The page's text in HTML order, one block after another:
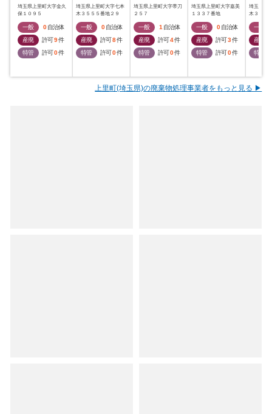
埼玉県上里町大字金久
保１０９５
一般 0 自治体
産廃
許可9件
特管
許可0件
埼玉県上里町大字七本
木３５５５番地２９
一般 0 自治体
産廃
許可8件
特管
許可0件
埼玉県上里町大字帯刀
２５７
一般 1 自治体
産廃
許可4件
特管
許可0件
埼玉県上里町大字嘉美
１３３７番地
一般 0 自治体
産廃
許可3件
特管
許可0件
埼玉県上
木３１７
一般
産廃
特管
上里町(埼玉県)の廃棄物処理事業者をもっと見る ▶